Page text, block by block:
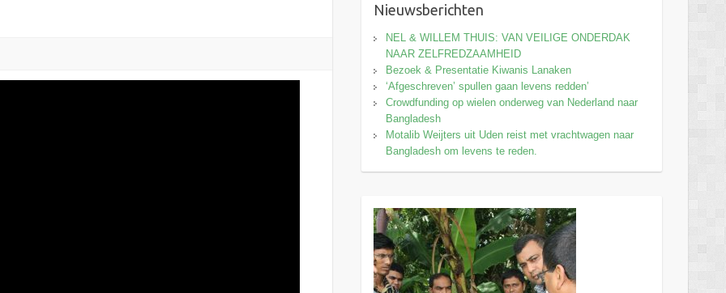
Nieuwsberichten
NEL & WILLEM THUIS: VAN VEILIGE ONDERDAK
NAAR ZELFREDZAAMHEID
Bezoek & Presentatie Kiwanis Lanaken
‘Afgeschreven’ spullen gaan levens redden’
Crowdfunding op wielen onderweg van Nederland naar
Bangladesh
Motalib Weijters uit Uden reist met vrachtwagen naar
Bangladesh om levens te reden.